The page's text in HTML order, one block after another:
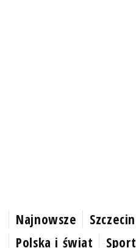
Najnowsze Szczecin
Polska i świat
Sport